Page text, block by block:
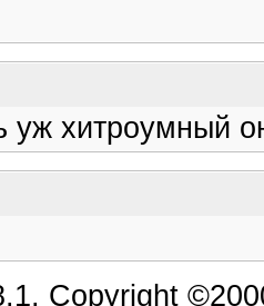
уж хитроумный
Copyright